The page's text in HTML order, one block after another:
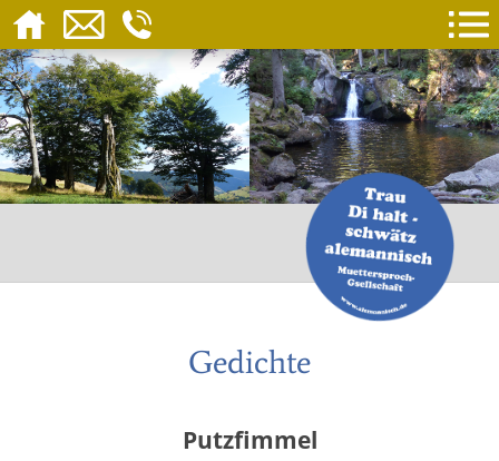
Gedichte
Putzfimmel